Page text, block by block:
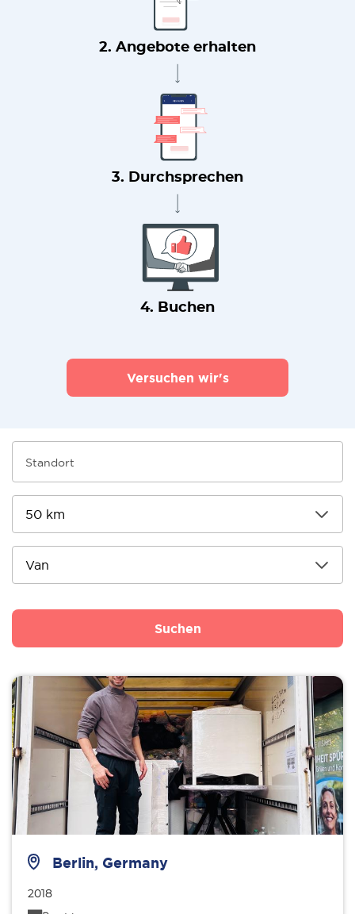
2. Angebote erhalten
3. Durchsprechen
4. Buchen
Versuchen wir's
Suchen
Berlin, Germany
2018